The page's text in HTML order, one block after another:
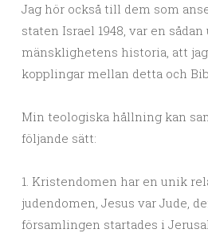
Jag hör också till dem som
staten Israel 1948, var en
mänsklighetens historia, att
kopplingar mellan detta och
Min teologiska hållning kan
följande sätt:
1. Kristendomen har en unik
judendomen, Jesus var Jude,
församlingen startades i